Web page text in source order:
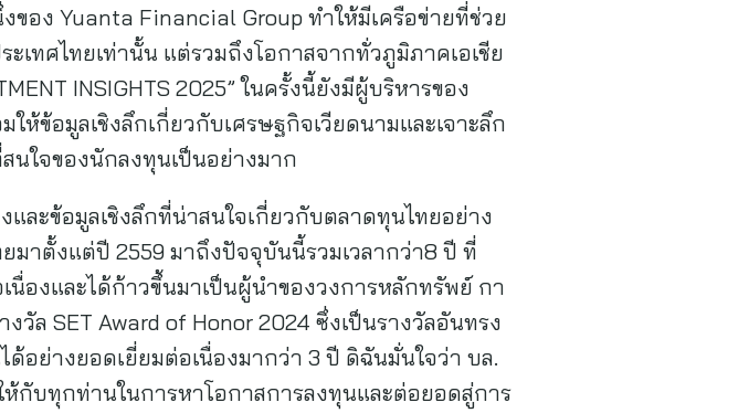
อง Yuanta Financial Group ทำให้มีเครือข่ายที่ช่วย
เทศไทยเท่านั้น แต่รวมถึงโอกาสจากทั่วภูมิภาคเอเชีย
INSIGHTS 2025” ในครั้งนี้ยังมีผู้บริหารของ
ห้ข้อมูลเชิงลึกเกี่ยวกับเศรษฐกิจเวียดนามและเจาะลึก
นใจของนักลงทุนเป็นอย่างมาก
ละข้อมูลเชิงลึกที่น่าสนใจเกี่ยวกับตลาดทุนไทยอย่าง
มาตั้งแต่ปี 2559 มาถึงปัจจุบันนี้รวมเวลากว่า8 ปี ที่
นื่องและได้ก้าวขึ้นมาเป็นผู้นำของวงการหลักทรัพย์ กา
วัล SET Award of Honor 2024 ซึ่งเป็นรางวัลอันทรง
ย่างยอดเยี่ยมต่อเนื่องมากว่า 3 ปี ดิฉันมั่นใจว่า บล.
บทุกท่านในการหาโอกาสการลงทุนและต่อยอดสู่การ